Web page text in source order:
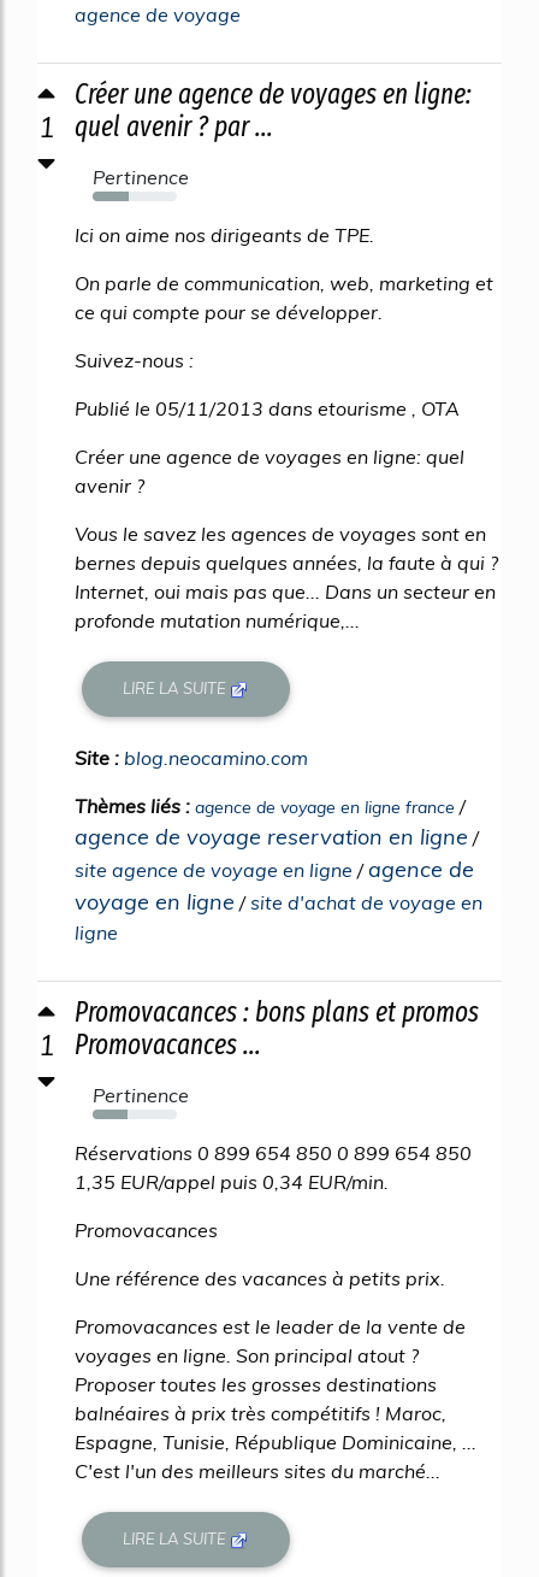
agence de voyage
1
Créer une agence de voyages en ligne:
quel avenir ? par ...
Pertinence
43%
Ici on aime nos dirigeants de TPE.
On parle de communication, web, marketing et
ce qui compte pour se développer.
Suivez-nous :
Publié le 05/11/2013 dans etourisme , OTA
Créer une agence de voyages en ligne: quel
avenir ?
Vous le savez les agences de voyages sont en
bernes depuis quelques années, la faute à qui ?
Internet, oui mais pas que... Dans un secteur en
profonde mutation numérique,...
LIRE LA SUITE
Site : blog.neocamino.com
Thèmes liés : agence de voyage en ligne france /
agence de voyage reservation en ligne /
site agence de voyage en ligne /agence de
voyage en ligne /site d'achat de voyage en
ligne
1
Promovacances : bons plans et promos
Promovacances ...
Pertinence
41%
Réservations 0 899 654 850 0 899 654 850
1,35 EUR/appel puis 0,34 EUR/min.
Promovacances
Une référence des vacances à petits prix.
Promovacances est le leader de la vente de
voyages en ligne. Son principal atout ?
Proposer toutes les grosses destinations
balnéaires à prix très compétitifs ! Maroc,
Espagne, Tunisie, République Dominicaine, ...
C'est l'un des meilleurs sites du marché...
LIRE LA SUITE